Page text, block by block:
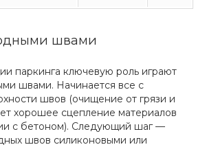
швами
паркинга ключевую роль играют
швами. Начинается все с
швов (очищение от грязи и
хорошее сцепление материалов
с бетоном). Следующий шаг —
швов силиконовыми или